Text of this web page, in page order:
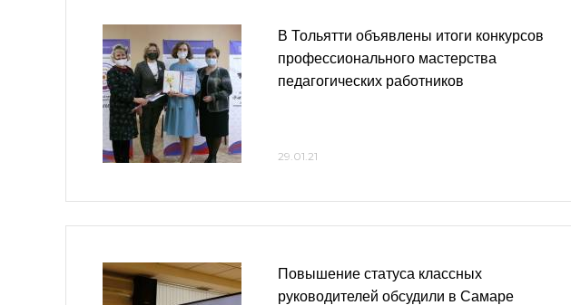
В Тольятти объявлены итоги конкурсов
профессионального мастерства
педагогических работников
29.01.21
Повышение статуса классных
руководителей обсудили в Самаре